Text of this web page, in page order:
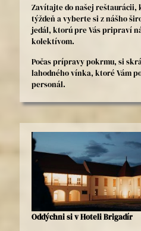
Zavítajte do našej reštaurácii,
týždeň a vyberte si z nášho
jedál, ktorú pre Vás pripraví
kolektívom.
Počas prípravy pokrmu, si
lahodného vínka, ktoré Vám
personál.
Oddýchni si v Hoteli Brigadír